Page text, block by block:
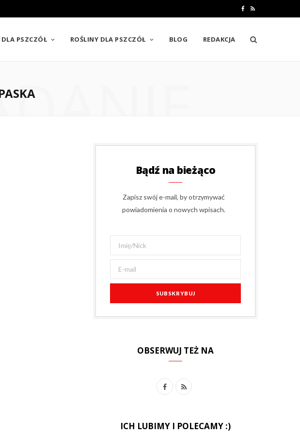
e
R
S
PSZCZÓŁ ROŚLINY DLA PSZCZÓŁ BLOG REDAKCJA
Bądź na bieżąco
Zapisz swój e-mail, by otrzymywać
powiadomienia o nowych wpisach.
OBSERWUJ TEŻ NA
F
R
ICH LUBIMY I POLECAMY :)